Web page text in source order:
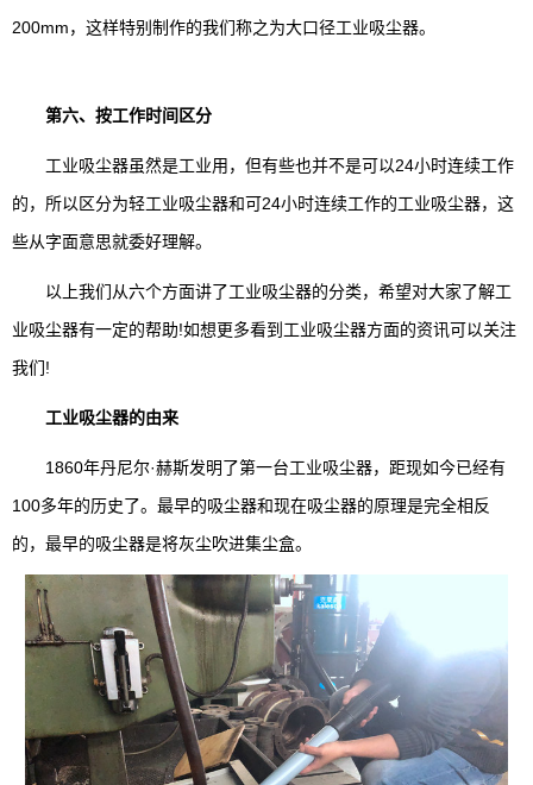
200mm，这样特别制作的我们称之为大口径工业吸尘器。
第六、按工作时间区分
工业吸尘器虽然是工业用，但有些也并不是可以24小时连续工作
的，所以区分为轻工业吸尘器和可24小时连续工作的工业吸尘器，这
些从字面意思就委好理解。
以上我们从六个方面讲了工业吸尘器的分类，希望对大家了解工
业吸尘器有一定的帮助!如想更多看到工业吸尘器方面的资讯可以关注
我们!
工业吸尘器的由来
1860年丹尼尔·赫斯发明了第一台工业吸尘器，距现如今已经有
100多年的历史了。最早的吸尘器和现在吸尘器的原理是完全相反
的，最早的吸尘器是将灰尘吹进集尘盒。